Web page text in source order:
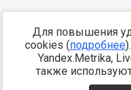
Для повышения
cookies (подробнее
Yandex.Metrika,
также